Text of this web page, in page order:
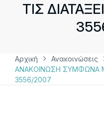
ΤΙΣ
Αρχική
Ανακοινώσεις
ΑΝΑΚΟΙΝΩΣΗ ΣΥΜΦΩΝΑ
3556/2007